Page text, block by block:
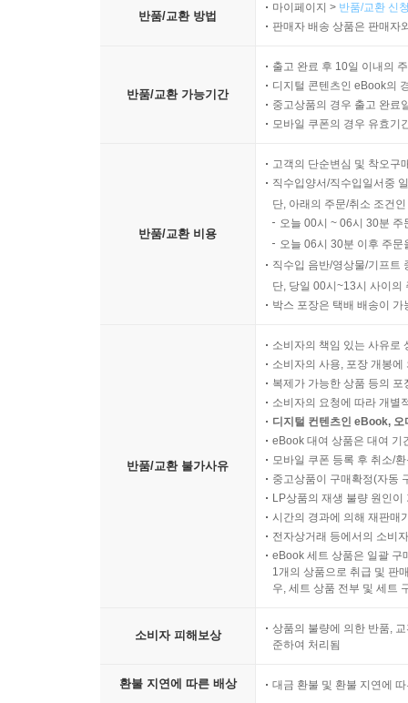
반품/교환 방법
마이페이지 > 반품/교환 신
판매자 배송 상품은 판매자
반품/교환 가능기간
출고 완료 후 10일 이내의
디지털 콘텐츠인 eBook의
중고상품의 경우 출고 완료
모바일 쿠폰의 경우 유효기
반품/교환 비용
고객의 단순변심 및 착오구
직수입양서/직수입일서중
단, 아래의 주문/취소 조건
오늘 00시 ~ 06시 30분
오늘 06시 30분 이후 주
직수입 음반/영상물/기프트
단, 당일 00시~13시 사이의
박스 포장은 택배 배송이
반품/교환 불가사유
소비자의 책임 있는 사유로
소비자의 사용, 포장 개봉
복제가 가능한 상품 등의
소비자의 요청에 따라 개별
디지털 컨텐츠인 eBook,
eBook 대여 상품은 대여 기
모바일 쿠폰 등록 후 취소/
중고상품이 구매확정(자동
LP상품의 재생 불량 원인
시간의 경과에 의해 재판매
전자상거래 등에서의 소비
eBook 세트 상품은 일괄 구
1개의 상품으로 취급 및 판
우, 세트 상품 전부 및 세트
소비자 피해보상
상품의 불량에 의한 반품,
준하여 처리됨
환불 지연에 따른 배상 대금 환불 및 환불 지연에